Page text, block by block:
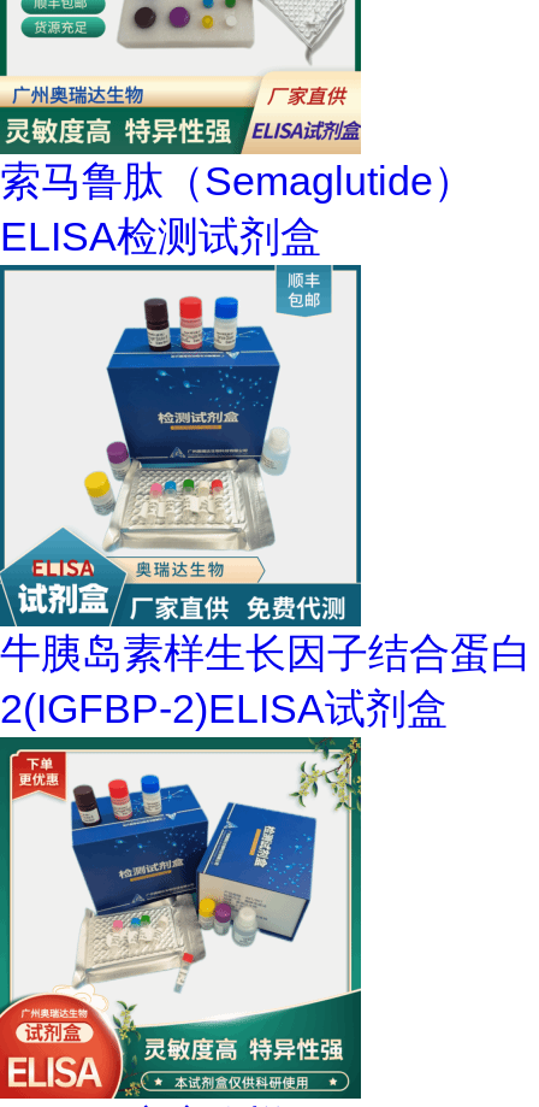
索马鲁肽（Semaglutide）
ELISA检测试剂盒
牛胰岛素样生长因子结合蛋白
2(IGFBP-2)ELISA试剂盒